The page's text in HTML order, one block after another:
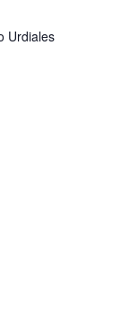
Urdiales